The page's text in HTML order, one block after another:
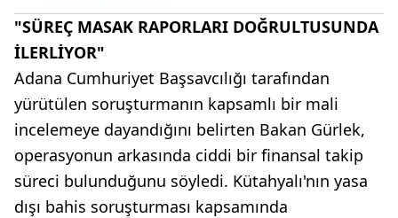
"SÜREÇ MASAK RAPORLARI DOĞRULTUSUNDA
İLERLİYOR"
Adana Cumhuriyet Başsavcılığı tarafından
yürütülen soruşturmanın kapsamlı bir mali
incelemeye dayandığını belirten Bakan Gürlek,
operasyonun arkasında ciddi bir finansal takip
süreci bulunduğunu söyledi. Kütahyalı'nın yasa
dışı bahis soruşturması kapsamında